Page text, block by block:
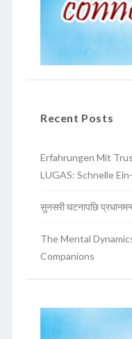
Recent Posts
Erfahrungen Mit
LUGAS: Schnelle
सुनसरी घटनापछि
The Mental
Companions